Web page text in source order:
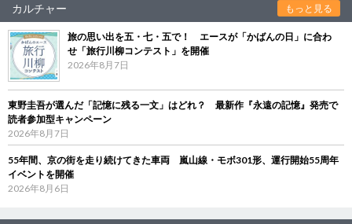
カルチャー もっと見る
旅の思い出を五・七・五で！ エースが「かばんの日」に合わ
せ「旅行川柳コンテスト」を開催
2026年8月7日
東野圭吾が選んだ「記憶に残る一文」はどれ？ 最新作『永遠の記憶』発売で
読者参加型キャンペーン
2026年8月7日
55年間、京の街を走り続けてきた車両 嵐山線・モボ301形、運行開始55周年
イベントを開催
2026年8月6日